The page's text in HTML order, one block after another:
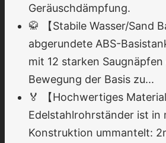
Geräuschdämpfung.
🥋 【Stabile Wasser/Sand
abgerundete ABS-
mit 12 starken
Bewegung der Basis zu...
🏅 【Hochwertiges Material
Edelstahlrohrständer ist in
Konstruktion ummantelt: